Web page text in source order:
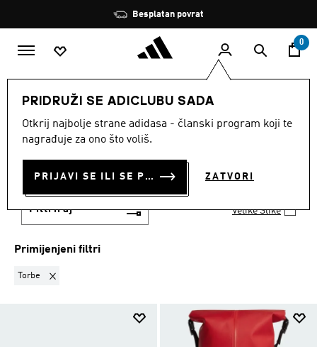
Zaustavi
rotaciju
Besplatan povrat
0
PRIDRUŽI SE ADICLUBU SADA
Otkrij najbolje strane adidasa - članski program koji te
nagrađuje za ono što voliš.
PRIJAVI SE ILI SE PRIDRUŽI SADA ZATVORI
SPORTOVI
Aktivnosti na otvorenom
TORBE·ZIMSKA SPORTSKA
OPREMA
(6)
Filtriraj Velike Slike
Primijenjeni filtri
Torbe Ukloni filter Trenutno filtrirano prema VRSTA PROIZVODA: Torbe